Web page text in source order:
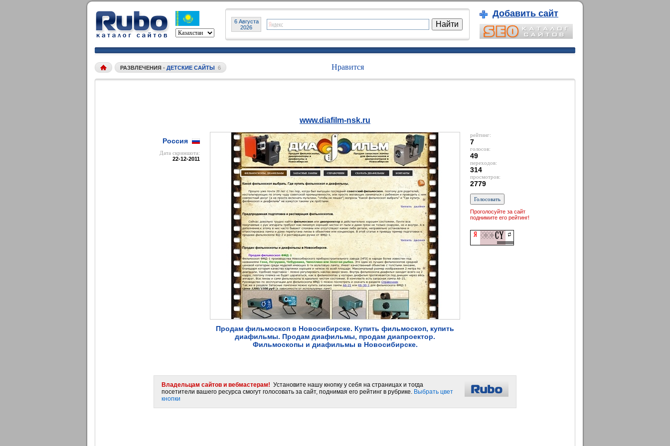
6 Августа
2026
Добавить сайт
РАЗВЛЕЧЕНИЯ • ДЕТСКИЕ САЙТЫ 6 Нравится
Россия
Дата cкриншота:
22-12-2011
www.diafilm-nsk.ru
Продам фильмоскоп в Новосибирске. Купить фильмоскоп, купить
диафильмы. Продам диафильмы, продам диапроектор.
Фильмоскопы и диафильмы в Новосибирске.
рейтинг:
7
голосов:
49
переходов:
314
просмотров:
2779
Проголосуйте за сайт
поднимите его рейтинг!
Владельцам сайтов и вебмастерам! Установите нашу кнопку у себя на страницах и тогда
посетители вашего ресурса смогут голосовать за сайт, поднимая его рейтинг в рубрике. Выбрать цвет
кнопки